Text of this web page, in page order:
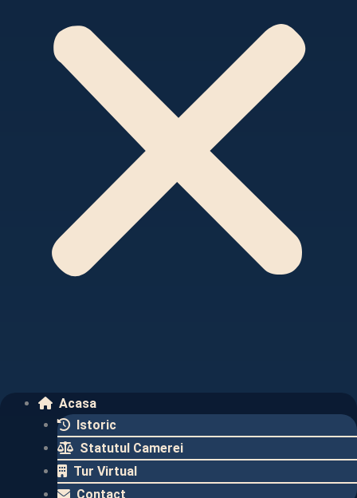
Acasa
Istoric
Statutul Camerei
Tur Virtual
Contact